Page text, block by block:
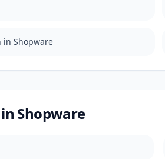
in Shopware
Shopware